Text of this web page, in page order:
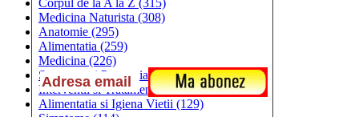
Medicina Naturista (308)
Anatomie (295)
Alimentatia (259)
Medicina (226)
Sanatatea si Preventia(170)
Interventii si Tratamente(167)
Alimentatia si Igiena Vietii (129)